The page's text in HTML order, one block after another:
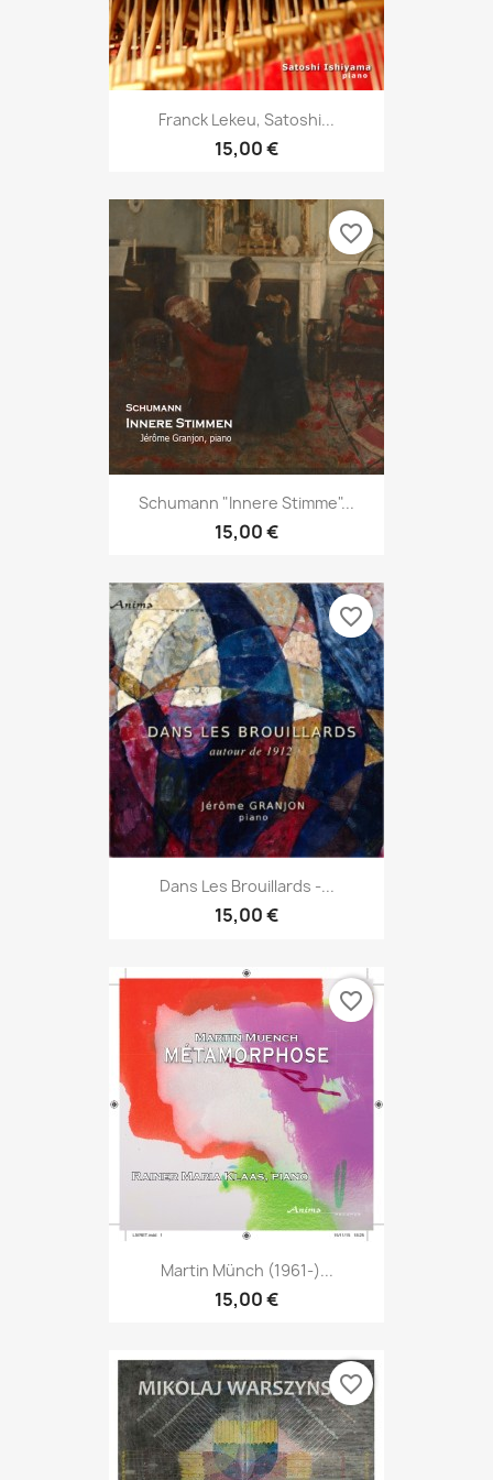
Franck Lekeu, Satoshi...
15,00 €
Schumann "Innere Stimme"...
15,00 €
favorite_border
Dans Les Brouillards -...
15,00 €
favorite_border
Martin Münch (1961-)...
15,00 €
favorite_border
favorite_border